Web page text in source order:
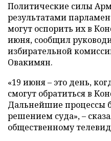
Политические силы
результатами
могут оспорить их в
июня, сообщил
избирательной
Овакимян.
«19 июня – это день,
смогут обратиться в
Дальнейшие процессы
решением суда», –
общественному